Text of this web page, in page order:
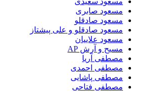
مسعود صابری
مسعود صادقلو
مسعود صادقلو و علی پیشتاز
مسعود علاییان
مسیح و آرش AP
مصطفی آریا
مصطفی احمدی
مصطفی پاشایی
مصطفی فتاحی